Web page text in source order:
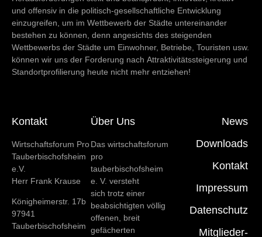
und offensiv in die politisch-gesellschaftliche Entwicklung
einzugreifen, um im Wettbewerb der Städte untereinander
bestehen zu können, denn angesichts des steigenden
Wettbewerbs der Städte um Einwohner, Betriebe, Touristen usw.
können wir uns der Forderung nach Attraktivitätssteigerung und
Standortprofilierung heute nicht mehr entziehen!
Kontakt
Wirtschaftsforum Pro
Tauberbischofsheim
e.V.
Herr Frank Krause
Königheimerstr. 17b
97941
Tauberbischofsheim
Über Uns
Das wirtschaftsforum
pro
tauberbischofsheim
e. V. versteht
sich trotz einer
beabsichtigten völlig
offenen, breit
gefächerten
News
Downloads
Kontakt
Impressum
Datenschutz
Mitglieder-